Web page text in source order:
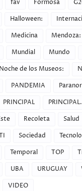
fav Formosa
Halloween:
Medicina Mendoza:
Mundial Mundo
Noche de los Museos:
PANDEMIA
PRINCIPAL
PRINCIPAL.
Recoleta
Salud
Sociedad
Temporal TOP
UBA URUGUAY
VIDEO